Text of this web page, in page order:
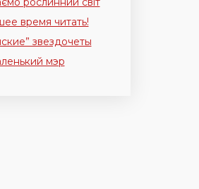
время читать!
звездочеты
мэр